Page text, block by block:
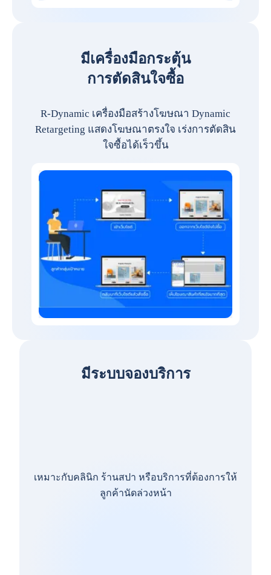
มีเครื่องมือกระตุ้น
การตัดสินใจซื้อ
R-Dynamic เครื่องมือสร้างโฆษณา Dynamic
Retargeting แสดงโฆษณาตรงใจ เร่งการตัดสิน
ใจซื้อได้เร็วขึ้น
มีระบบจองบริการ
เหมาะกับคลินิก ร้านสปา หรือบริการที่ต้องการให้
ลูกค้านัดล่วงหน้า